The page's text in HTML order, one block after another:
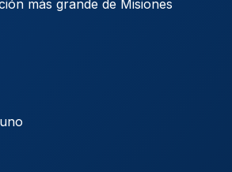
más grande de Misiones